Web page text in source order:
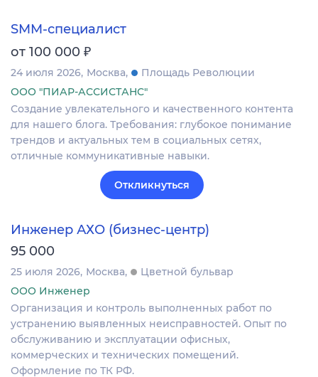
SMM-специалист
от 100 000 ₽
24 июля 2026 Москва
Площадь Революции
ООО "ПИАР-АССИСТАНС"
Создание увлекательного и качественного контента
для нашего блога. Требования: глубокое понимание
трендов и актуальных тем в социальных сетях,
отличные коммуникативные навыки.
Откликнуться
Инженер АХО (бизнес-центр)
95 000
25 июля 2026 Москва
Цветной бульвар
ООО Инженер
Организация и контроль выполненных работ по
устранению выявленных неисправностей. Опыт по
обслуживанию и эксплуатации офисных,
коммерческих и технических помещений.
Оформление по ТК РФ.